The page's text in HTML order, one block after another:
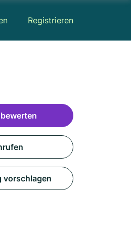
Registrieren
vorschlagen